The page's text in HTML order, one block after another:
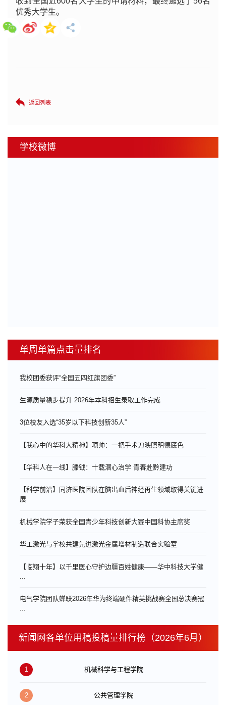
优秀大学生。
返回列表
学校微博
单周单篇点击量排名
我校团委获评“全国五四红旗团委”
生源质量稳步提升 2026年本科招生录取工作完成
3位校友入选“35岁以下科技创新35人”
【我心中的华科大精神】项帅：一把手术刀映照明德底色
【华科人在一线】滕钺：十载潜心治学 青春赴黔建功
【科学前沿】同济医院团队在脑出血后神经再生领域取得关键进
展
机械学院学子荣获全国青少年科技创新大赛中国科协主席奖
华工激光与学校共建先进激光金属增材制造联合实验室
【临翔十年】以千里医心守护边疆百姓健康——华中科技大学健
电气学院团队蝉联2026年华为终端硬件精英挑战赛全国总决赛冠
新闻网各单位用稿投稿量排行榜（2026年6月）
1 机械科学与工程学院
2 公共管理学院